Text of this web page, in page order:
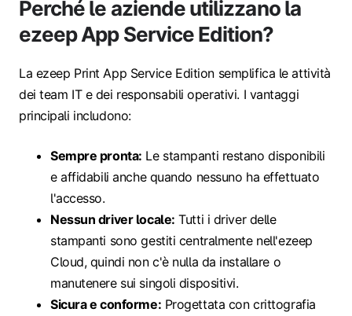
Perché le aziende utilizzano la
ezeep App Service Edition?
La ezeep Print App Service Edition semplifica le attività
dei team IT e dei responsabili operativi. I vantaggi
principali includono:
Sempre pronta: Le stampanti restano disponibili
e affidabili anche quando nessuno ha effettuato
l'accesso.
Nessun driver locale: Tutti i driver delle
stampanti sono gestiti centralmente nell'ezeep
Cloud, quindi non c'è nulla da installare o
manutenere sui singoli dispositivi.
Sicura e conforme: Progettata con crittografia